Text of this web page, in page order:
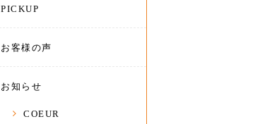
PICKUP
お客様の声
お知らせ
COEUR